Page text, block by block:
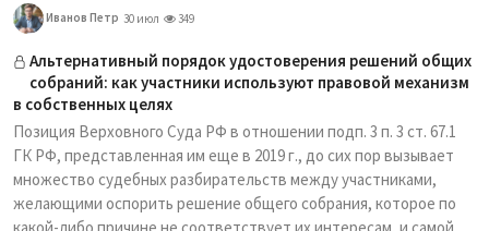
Иванов Петр 30 июл 349
Альтернативный порядок удостоверения решений общих
собраний: как участники используют правовой механизм
в собственных целях
Позиция Верховного Суда РФ в отношении подп. 3 п. 3 ст. 67.1
ГК РФ, представленная им еще в 2019 г., до сих пор вызывает
множество судебных разбирательств между участниками,
желающими оспорить решение общего собрания, которое по